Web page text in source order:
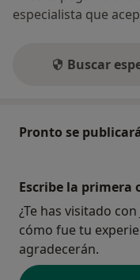
especialista que
Buscar
Pronto se
Escribe la primera
¿Te has visitado
cómo fue tu
agradecerán.